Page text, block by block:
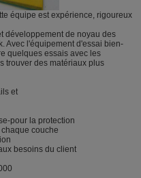
équipe est expérience, rigoureux
développement de noyau des
Avec l'équipement d'essai bien-
quelques essais avec les
trouver des matériaux plus
et
pour la protection
couche
besoins du client